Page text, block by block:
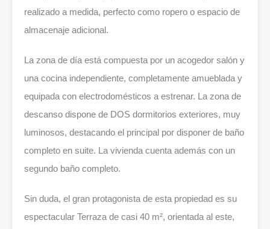
realizado a medida, perfecto como ropero o espacio de
almacenaje adicional.
La zona de día está compuesta por un acogedor salón y
una cocina independiente, completamente amueblada y
equipada con electrodomésticos a estrenar. La zona de
descanso dispone de DOS dormitorios exteriores, muy
luminosos, destacando el principal por disponer de baño
completo en suite. La vivienda cuenta además con un
segundo baño completo.
Sin duda, el gran protagonista de esta propiedad es su
espectacular Terraza de casi 40 m², orientada al este,